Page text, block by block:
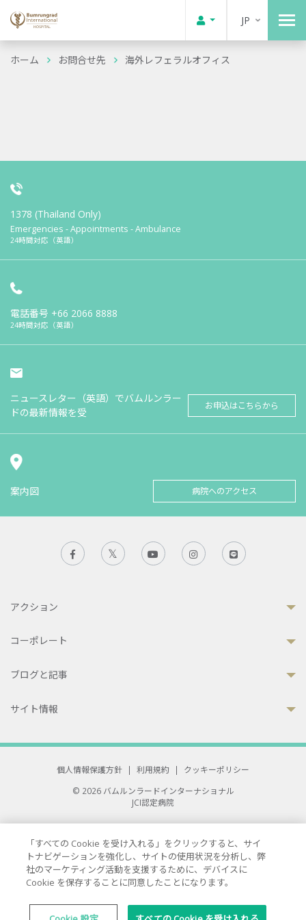
JP
ホーム お問合せ先 海外レフェラルオフィス
1378 (Thailand Only)
Emergencies - Appointments - Ambulance
24時間対応（英語）
電話番号 +66 2066 8888
24時間対応（英語）
ニュースレター（英語）でバムルンラー
ドの最新情報を受
お申込はこちらから
案内図 病院へのアクセス
アクション
コーポレート
ブログと記事
サイト情報
個人情報保護方針 | 利用規約 |
クッキーポリシー
© 2026 バムルンラードインターナショナル
JCI認定病院
All rights reserved.
「すべての Cookie を受け入れる」をクリックすると、サイ
トナビゲーションを強化し、サイトの使用状況を分析し、弊
社のマーケティング活動を支援するために、デバイスに
Cookie を保存することに同意したことになります。